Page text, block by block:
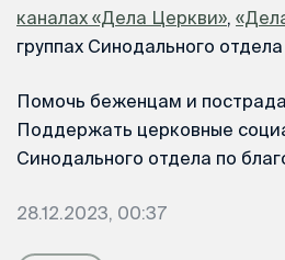
каналах «Дела Церкви»,
группах Синодального отдела
Помочь беженцам и
Поддержать церковные
Синодального отдела по
28.12.2023, 00:37